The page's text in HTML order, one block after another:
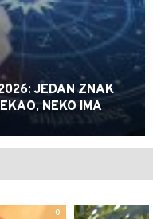
JEDAN ZNAK
NEKO IMA
0